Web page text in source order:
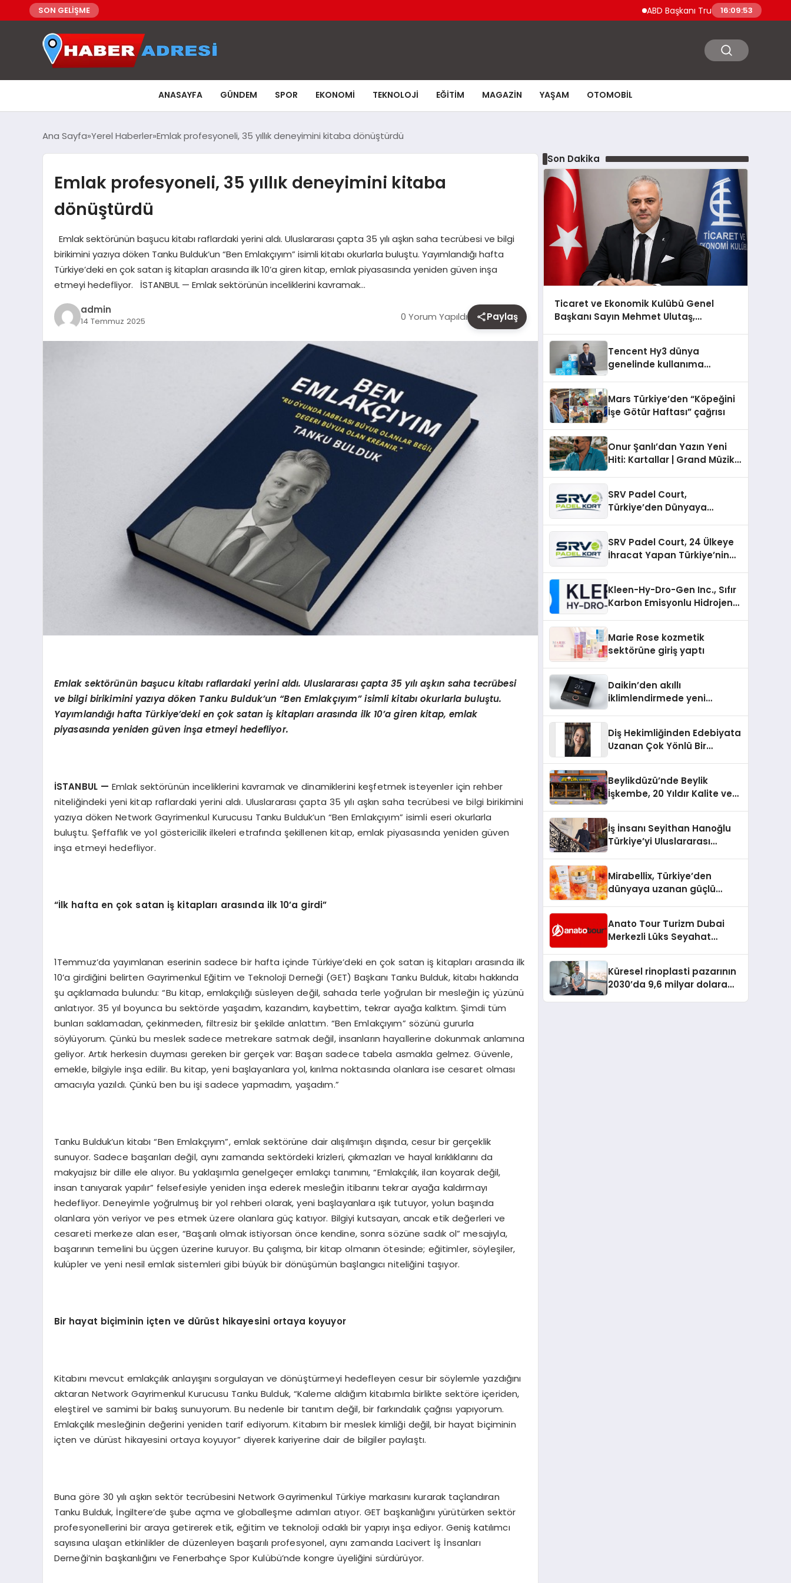
SON GELİŞME ABD Başkanı Trump’tan Ceuta Göçmen
16:09:54
ANASAYFA GÜNDEM SPOR EKONOMI TEKNOLOJI EĞITIM MAGAZIN YAŞAM OTOMOBIL
Ana Sayfa Yerel Haberler Emlak profesyoneli, 35 yıllık deneyimini kitaba dönüştürdü
Emlak profesyoneli, 35 yıllık deneyimini kitaba
dönüştürdü
Emlak sektörünün başucu kitabı raflardaki yerini aldı. Uluslararası çapta 35 yılı aşkın saha tecrübesi ve bilgi
birikimini yazıya döken Tanku Bulduk’un “Ben Emlakçıyım” isimli kitabı okurlarla buluştu. Yayımlandığı hafta
Türkiye’deki en çok satan iş kitapları arasında ilk 10’a giren kitap, emlak piyasasında yeniden güven inşa
etmeyi hedefliyor. İSTANBUL — Emlak sektörünün inceliklerini kavramak…
admin
14 Temmuz 2025 0 Yorum Yapıldı Paylaş
Emlak sektörünün başucu kitabı raflardaki yerini aldı. Uluslararası çapta 35 yılı aşkın saha tecrübesi
ve bilgi birikimini yazıya döken Tanku Bulduk’un “Ben Emlakçıyım” isimli kitabı okurlarla buluştu.
Yayımlandığı hafta Türkiye’deki en çok satan iş kitapları arasında ilk 10’a giren kitap, emlak
piyasasında yeniden güven inşa etmeyi hedefliyor.
İSTANBUL — Emlak sektörünün inceliklerini kavramak ve dinamiklerini keşfetmek isteyenler için rehber
niteliğindeki yeni kitap raflardaki yerini aldı. Uluslararası çapta 35 yılı aşkın saha tecrübesi ve bilgi birikimini
yazıya döken Network Gayrimenkul Kurucusu Tanku Bulduk’un “Ben Emlakçıyım” isimli eseri okurlarla
buluştu. Şeffaflık ve yol göstericilik ilkeleri etrafında şekillenen kitap, emlak piyasasında yeniden güven
inşa etmeyi hedefliyor.
“İlk hafta en çok satan iş kitapları arasında ilk 10’a girdi”
1Temmuz’da yayımlanan eserinin sadece bir hafta içinde Türkiye’deki en çok satan iş kitapları arasında ilk
10’a girdiğini belirten Gayrimenkul Eğitim ve Teknoloji Derneği (GET) Başkanı Tanku Bulduk, kitabı hakkında
şu açıklamada bulundu: “Bu kitap, emlakçılığı süsleyen değil, sahada terle yoğrulan bir mesleğin iç yüzünü
anlatıyor. 35 yıl boyunca bu sektörde yaşadım, kazandım, kaybettim, tekrar ayağa kalktım. Şimdi tüm
bunları saklamadan, çekinmeden, filtresiz bir şekilde anlattım. “Ben Emlakçıyım” sözünü gururla
söylüyorum. Çünkü bu meslek sadece metrekare satmak değil, insanların hayallerine dokunmak anlamına
geliyor. Artık herkesin duyması gereken bir gerçek var: Başarı sadece tabela asmakla gelmez. Güvenle,
emekle, bilgiyle inşa edilir. Bu kitap, yeni başlayanlara yol, kırılma noktasında olanlara ise cesaret olması
amacıyla yazıldı. Çünkü ben bu işi sadece yapmadım, yaşadım.”
Tanku Bulduk’un kitabı “Ben Emlakçıyım”, emlak sektörüne dair alışılmışın dışında, cesur bir gerçeklik
sunuyor. Sadece başarıları değil, aynı zamanda sektördeki krizleri, çıkmazları ve hayal kırıklıklarını da
makyajsız bir dille ele alıyor. Bu yaklaşımla genelgeçer emlakçı tanımını, “Emlakçılık, ilan koyarak değil,
insan tanıyarak yapılır” felsefesiyle yeniden inşa ederek mesleğin itibarını tekrar ayağa kaldırmayı
hedefliyor. Deneyimle yoğrulmuş bir yol rehberi olarak, yeni başlayanlara ışık tutuyor, yolun başında
olanlara yön veriyor ve pes etmek üzere olanlara güç katıyor. Bilgiyi kutsayan, ancak etik değerleri ve
cesareti merkeze alan eser, “Başarılı olmak istiyorsan önce kendine, sonra sözüne sadık ol” mesajıyla,
başarının temelini bu üçgen üzerine kuruyor. Bu çalışma, bir kitap olmanın ötesinde; eğitimler, söyleşiler,
kulüpler ve yeni nesil emlak sistemleri gibi büyük bir dönüşümün başlangıcı niteliğini taşıyor.
Bir hayat biçiminin içten ve dürüst hikayesini ortaya koyuyor
Kitabını mevcut emlakçılık anlayışını sorgulayan ve dönüştürmeyi hedefleyen cesur bir söylemle yazdığını
aktaran Network Gayrimenkul Kurucusu Tanku Bulduk, “Kaleme aldığım kitabımla birlikte sektöre içeriden,
eleştirel ve samimi bir bakış sunuyorum. Bu nedenle bir tanıtım değil, bir farkındalık çağrısı yapıyorum.
Emlakçılık mesleğinin değerini yeniden tarif ediyorum. Kitabım bir meslek kimliği değil, bir hayat biçiminin
içten ve dürüst hikayesini ortaya koyuyor” diyerek kariyerine dair de bilgiler paylaştı.
Buna göre 30 yılı aşkın sektör tecrübesini Network Gayrimenkul Türkiye markasını kurarak taçlandıran
Tanku Bulduk, İngiltere’de şube açma ve globalleşme adımları atıyor. GET başkanlığını yürütürken sektör
profesyonellerini bir araya getirerek etik, eğitim ve teknoloji odaklı bir yapıyı inşa ediyor. Geniş katılımcı
sayısına ulaşan etkinlikler de düzenleyen başarılı profesyonel, aynı zamanda Lacivert İş İnsanları
Derneği’nin başkanlığını ve Fenerbahçe Spor Kulübü’nde kongre üyeliğini sürdürüyor.
Son Dakika
Ticaret ve Ekonomik Kulübü Genel
Başkanı Sayın Mehmet Ulutaş,
şunları kaydetti:
Tencent Hy3 dünya
genelinde kullanıma
Mars Türkiye’den “Köpeğini
İşe Götür Haftası” çağrısı
Onur Şanlı’dan Yazın Yeni
Hiti: Kartallar | Grand Müzik
SRV Padel Court,
Türkiye’den Dünyaya
SRV Padel Court, 24 Ülkeye
İhracat Yapan Türkiye’nin
Kleen-Hy-Dro-Gen Inc., Sıfır
Karbon Emisyonlu Hidrojen
Aldı
Marie Rose kozmetik
sektörüne giriş yaptı
Daikin’den akıllı
iklimlendirmede yeni
Diş Hekimliğinden Edebiyata
Uzanan Çok Yönlü Bir
Beylikdüzü’nde Beylik
İşkembe, 20 Yıldır Kalite ve
İş İnsanı Seyithan Hanoğlu
Türkiye’yi Uluslararası
Mirabellix, Türkiye’den
dünyaya uzanan güçlü
Anato Tour Turizm Dubai
Merkezli Lüks Seyahat
Küresel rinoplasti pazarının
2030’da 9,6 milyar dolara